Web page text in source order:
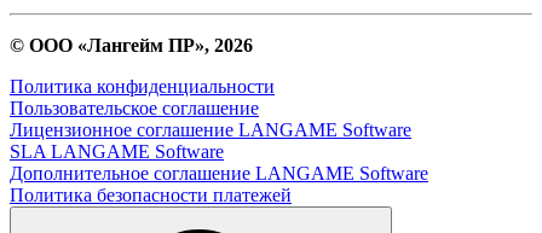
© ООО «Лангейм ПР», 2026
Политика конфиденциальности
Пользовательское соглашение
Лицензионное соглашение LANGAME Software
SLA LANGAME Software
Дополнительное соглашение LANGAME Software
Политика безопасности платежей